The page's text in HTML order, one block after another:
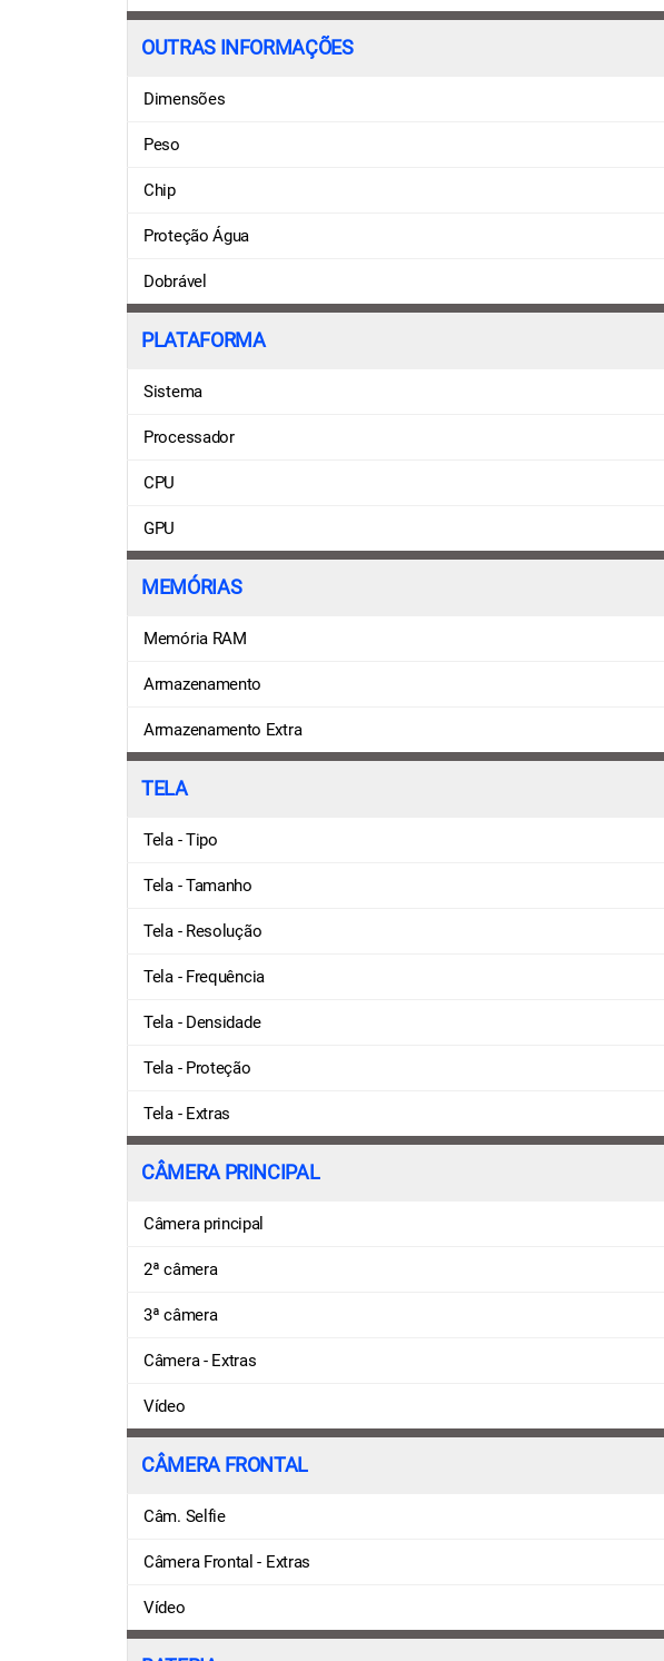
OUTRAS INFORMAÇÕES
Dimensões
Peso
Chip
Proteção Água
Dobrável
PLATAFORMA
Sistema
Processador
CPU
GPU
MEMÓRIAS
Memória RAM
Armazenamento
Armazenamento Extra
TELA
Tela - Tipo
Tela - Tamanho
Tela - Resolução
Tela - Frequência
Tela - Densidade
Tela - Proteção
Tela - Extras
CÂMERA PRINCIPAL
Câmera principal
2ª câmera
3ª câmera
Câmera - Extras
Vídeo
CÂMERA FRONTAL
Câm. Selfie
Câmera Frontal - Extras
Vídeo